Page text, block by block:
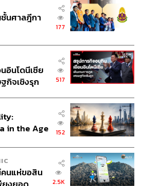
นศาลฎีกา
177
อินโดนีเซีย
กิจเชิงรุก
517
in the Age
152
คนแห่ขอสิน
2.5K